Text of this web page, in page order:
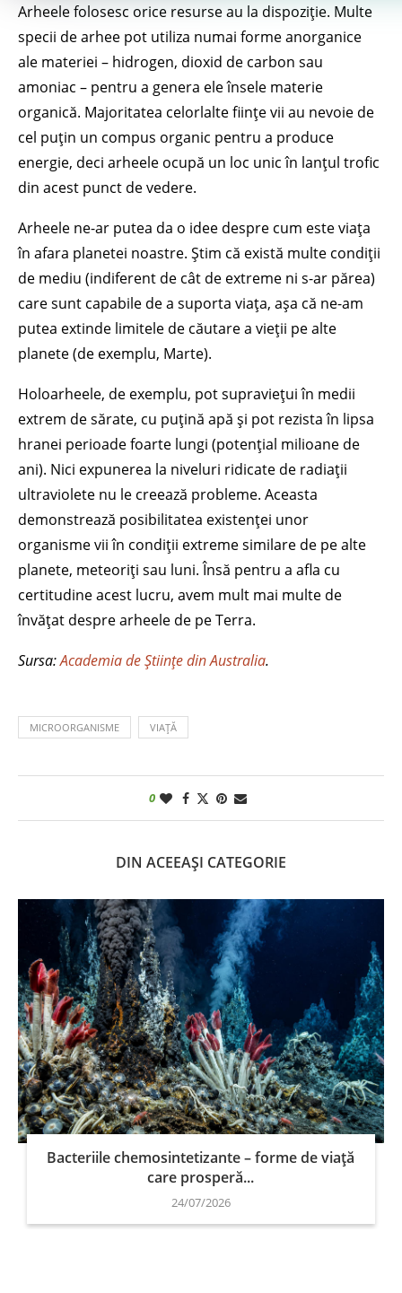
Arheele folosesc orice resurse au la dispoziție. Multe
specii de arhee pot utiliza numai forme anorganice
ale materiei – hidrogen, dioxid de carbon sau
amoniac – pentru a genera ele însele materie
organică. Majoritatea celorlalte ființe vii au nevoie de
cel puțin un compus organic pentru a produce
energie, deci arheele ocupă un loc unic în lanțul trofic
din acest punct de vedere.
Arheele ne-ar putea da o idee despre cum este viața
în afara planetei noastre. Știm că există multe condiții
de mediu (indiferent de cât de extreme ni s-ar părea)
care sunt capabile de a suporta viața, așa că ne-am
putea extinde limitele de căutare a vieții pe alte
planete (de exemplu, Marte).
Holoarheele, de exemplu, pot supraviețui în medii
extrem de sărate, cu puțină apă și pot rezista în lipsa
hranei perioade foarte lungi (potențial milioane de
ani). Nici expunerea la niveluri ridicate de radiații
ultraviolete nu le creează probleme. Aceasta
demonstrează posibilitatea existenței unor
organisme vii în condiții extreme similare de pe alte
planete, meteoriți sau luni. Însă pentru a afla cu
certitudine acest lucru, avem mult mai multe de
învățat despre arheele de pe Terra.
Sursa:Academia de Științe din Australia.
MICROORGANISME VIAȚĂ
0
DIN ACEEAȘI CATEGORIE
Bacteriile chemosintetizante – forme de viață
care prosperă...
24/07/2026